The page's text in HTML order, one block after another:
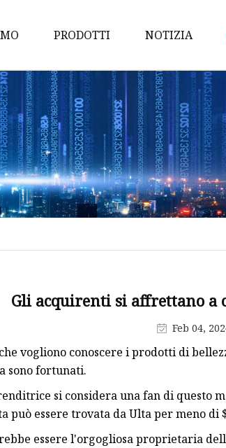
PRODOTTI
Fai quale
Trucco per occhi
Trucco labbra
Trucco viso
Trucco per sopracciglia
Eyeliner
Spruzzo nebulizzato
Matita per sopracciglia
NOTIZIA
Gli acquirenti si affrettano a
Feb 04,
vogliono conoscere i prodotti di
sono fortunati.
si considera una fan di questo
può essere trovata da Ulta per meno di
essere l'orgogliosa proprietaria